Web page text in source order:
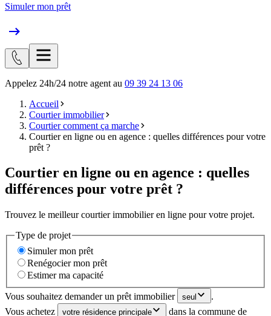
Simuler mon prêt
Appelez 24h/24 notre agent au 09 39 24 13 06
Accueil
Courtier immobilier
Courtier comment ça marche
Courtier en ligne ou en agence : quelles différences pour votre
prêt ?
Courtier en ligne ou en agence : quelles
différences pour votre prêt ?
Trouvez le meilleur courtier immobilier en ligne pour votre projet.
Type de projet
Simuler mon prêt
Renégocier mon prêt
Estimer ma capacité
Vous souhaitez demander un prêt immobilier seul
.
Vous achetez
votre résidence principale dans la commune de